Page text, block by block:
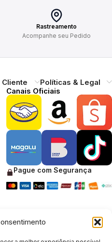
Rastreamento
Acompanhe seu Pedido
Cliente Políticas & Legal
Canais Oficiais
Pague com Segurança